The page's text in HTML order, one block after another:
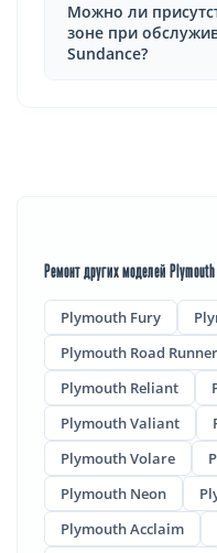
Можно ли
зоне при
Sundance?
Ремонт других моделей Plymouth
Plymouth Fury
Plymouth Road Runner
Plymouth Reliant
Plymouth Valiant
Plymouth Volare
Plymouth Neon
Plymouth Acclaim